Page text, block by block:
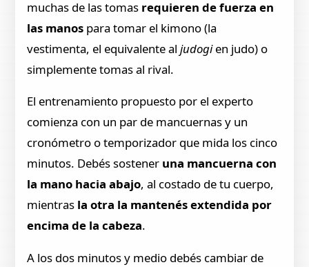
muchas de las tomas requieren de fuerza en
las manos para tomar el kimono (la
vestimenta, el equivalente aljudogien judo) o
simplemente tomas al rival.
El entrenamiento propuesto por el experto
comienza con un par de mancuernas y un
cronómetro o temporizador que mida los cinco
minutos. Debés sostener una mancuerna con
la mano hacia abajo, al costado de tu cuerpo,
mientras la otra la mantenés extendida por
encima de la cabeza.
A los dos minutos y medio debés cambiar de